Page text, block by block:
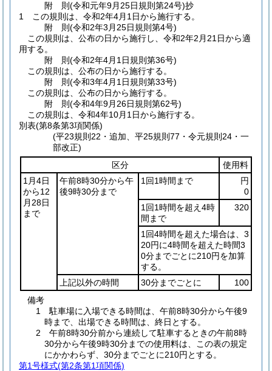
附 則(令和元年9月25日規則第24号)抄
1
この規則は、令和2年4月1日から施行する。
附 則(令和2年3月25日規則第4号)
この規則は、公布の日から施行し、令和2年2月21日から適
用する。
附 則(令和2年4月1日規則第36号)
この規則は、公布の日から施行する。
附 則(令和3年4月1日規則第33号)
この規則は、公布の日から施行する。
附 則(令和4年9月26日規則第62号)
この規則は、令和4年10月1日から施行する。
別表(第8条第3項関係)
(平23規則22・追加、平25規則77・令元規則24・一
部改正)
区分
使用料
1月4日
から12
月28日
まで
午前8時30分から午
後9時30分まで
1回1時間まで
円
0
1回1時間を超え4時
間まで
320
1回4時間を超えた場合は、3
20円に4時間を超えた時間3
0分までごとに210円を加算
する。
上記以外の時間
30分までごとに
100
備考
1 駐車場に入場できる時間は、午前8時30分から午後9
時まで、出場できる時間は、終日とする。
2 午前8時30分前から連続して駐車するときの午前8時
30分から午後9時30分までの使用料は、この表の規定
にかかわらず、30分までごとに210円とする。
第1号様式(第2条第1項関係)